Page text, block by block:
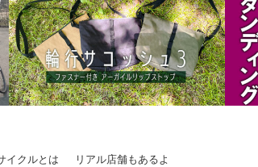
イクルとは リアル店舗もあるよ